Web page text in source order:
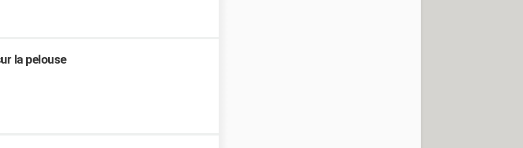
la pelouse